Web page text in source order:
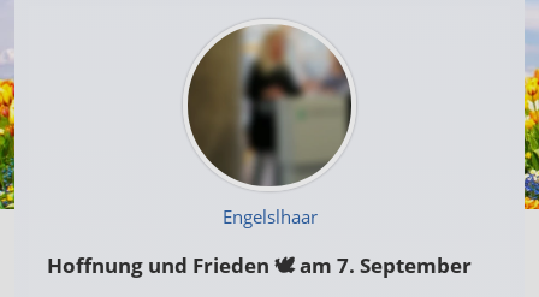
Engelslhaar
Hoffnung und Frieden 🕊 am 7. September